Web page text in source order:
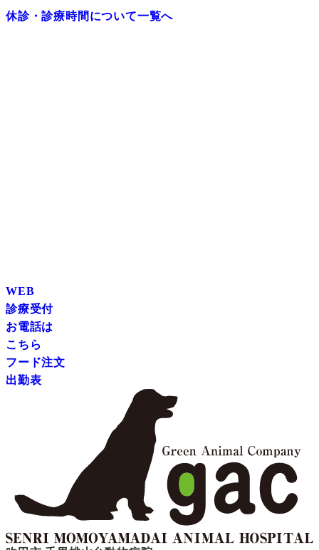
休診・診療時間について一覧へ
WEB
診療受付
お電話は
こちら
フード注文
出勤表